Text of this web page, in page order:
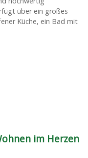
über ein großes
Küche, ein Bad mit
im Herzen